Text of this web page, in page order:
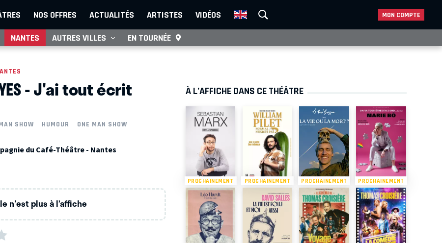
NOS OFFRES ACTUALITÉS ARTISTES VIDÉOS MON COMPTE
NANTES AUTRES VILLES EN TOURNÉE
- J'ai tout écrit
SHOW HUMOUR
ONE MAN SHOW
du Café-Théâtre - Nantes
n'est plus à l’affiche
À L’AFFICHE DANS CE THÉÂTRE
PROCHAINEMENT PROCHAINEMENT PROCHAINEMENT PROCHAINEMENT